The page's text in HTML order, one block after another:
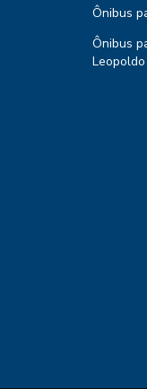
Ônibus
Ônibus
Leopoldo